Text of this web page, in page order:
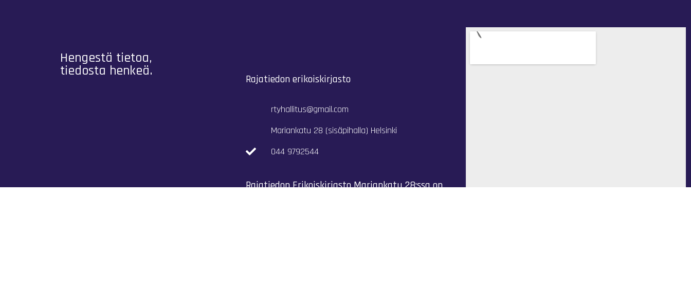
Hengestä tietoa,
tiedosta henkeä. Rajatiedon erikoiskirjasto
rtyhallitus@gmail.com
Mariankatu 28 (sisäpihalla) Helsinki
044 9792544
Rajatiedon Erikoiskirjasto Mariankatu 28:ssa on